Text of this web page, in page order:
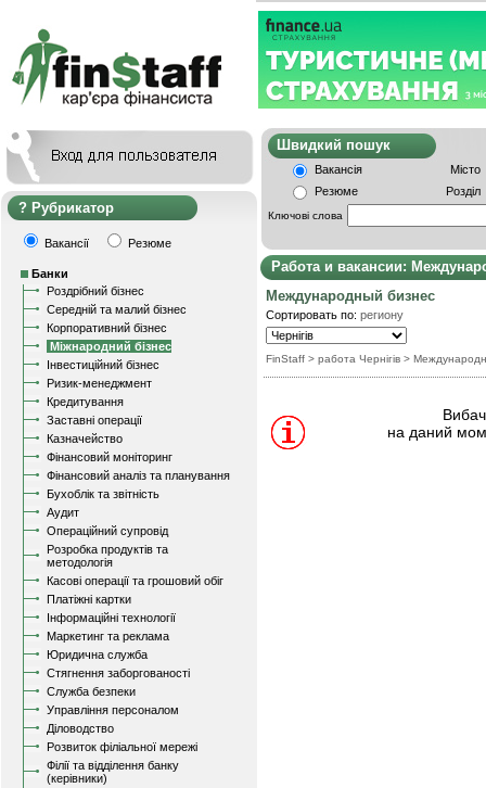
Рубрикатор
Вакансії Резюме
Банки
Роздрібний бізнес
Середній та малий бізнес
Корпоративний бізнес
Міжнародний бізнес
Інвестиційний бізнес
Ризик-менеджмент
Кредитування
Заставні операції
Казначейство
Фінансовий моніторинг
Фінансовий аналіз та планування
Бухоблік та звітність
Аудит
Операційний супровід
Розробка продуктів та
методологія
Касові операції та грошовий обіг
Платіжні картки
Інформаційні технології
Маркетинг та реклама
Юридична служба
Стягнення заборгованості
Служба безпеки
Управління персоналом
Діловодство
Розвиток філіальної мережі
Філії та відділення банку
(керівники)
Швидкий
Вакансія
Місто
Резюме
Розділ
Ключові слова
Работа и вакансии:
Международный бизнес
Сортировать по: региону
FinStaff > работа Чернігів >
на даний